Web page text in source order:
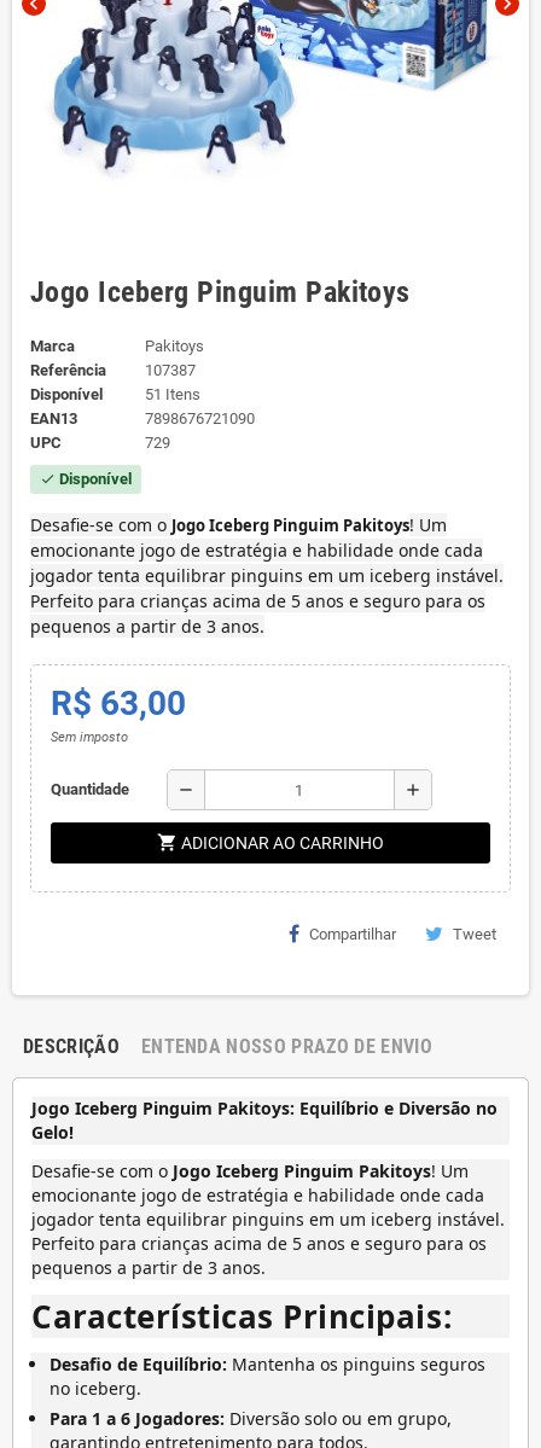
Jogo Iceberg Pinguim Pakitoys
Marca
Pakitoys
Referência
107387
Disponível
51 Itens
EAN13
7898676721090
UPC
729
check Disponível
Desafie-se com o Jogo Iceberg Pinguim Pakitoys! Um
emocionante jogo de estratégia e habilidade onde cada
jogador tenta equilibrar pinguins em um iceberg instável.
Perfeito para crianças acima de 5 anos e seguro para os
pequenos a partir de 3 anos.
R$ 63,00
Sem imposto
Quantidade remove add
shopping_cart ADICIONAR AO CARRINHO
Compartilhar Tweet
DESCRIÇÃO ENTENDA NOSSO PRAZO DE ENVIO
Jogo Iceberg Pinguim Pakitoys: Equilíbrio e Diversão no
Gelo!
Desafie-se com o Jogo Iceberg Pinguim Pakitoys! Um
emocionante jogo de estratégia e habilidade onde cada
jogador tenta equilibrar pinguins em um iceberg instável.
Perfeito para crianças acima de 5 anos e seguro para os
pequenos a partir de 3 anos.
Características Principais:
Desafio de Equilíbrio: Mantenha os pinguins seguros
no iceberg.
Para 1 a 6 Jogadores: Diversão solo ou em grupo,
garantindo entretenimento para todos.